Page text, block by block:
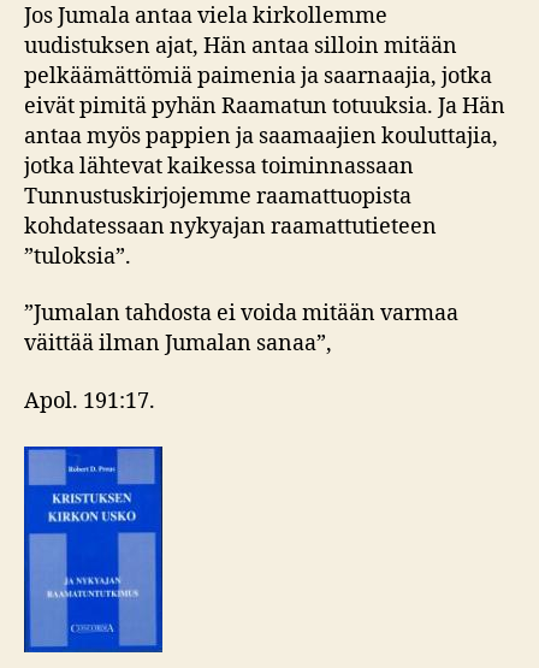
Jos Jumala antaa viela kirkollemme
uudistuksen ajat, Hän antaa silloin mitään
pelkäämättömiä paimenia ja saarnaajia, jotka
eivät pimitä pyhän Raamatun totuuksia. Ja Hän
antaa myös pappien ja saamaajien kouluttajia,
jotka lähtevat kaikessa toiminnassaan
Tunnustuskirjojemme raamattuopista
kohdatessaan nykyajan raamattutieteen
”tuloksia”.
”Jumalan tahdosta ei voida mitään varmaa
väittää ilman Jumalan sanaa”,
Apol. 191:17.